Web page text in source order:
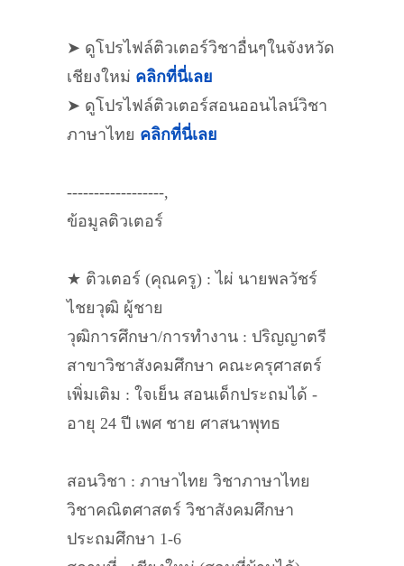
➤ ดูโปรไฟล์ติวเตอร์วิชาอื่นๆในจังหวัด
เชียงใหม่ คลิกที่นี่เลย
➤ ดูโปรไฟล์ติวเตอร์สอนออนไลน์วิชา
ภาษาไทย คลิกที่นี่เลย
------------------,
ข้อมูลติวเตอร์
★ ติวเตอร์ (คุณครู) : ไผ่ นายพลวัชร์
ไชยวุฒิ ผู้ชาย
วุฒิการศึกษา/การทำงาน : ปริญญาตรี
สาขาวิชาสังคมศึกษา คณะครุศาสตร์
เพิ่มเติม : ใจเย็น สอนเด็กประถมได้ -
อายุ 24 ปี เพศ ชาย ศาสนาพุทธ
สอนวิชา : ภาษาไทย วิชาภาษาไทย
วิชาคณิตศาสตร์ วิชาสังคมศึกษา
ประถมศึกษา 1-6